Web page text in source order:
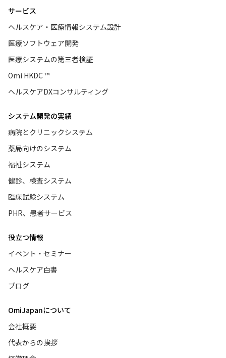
サービス
ヘルスケア・医療情報システム設計
医療ソフトウェア開発
医療システムの第三者検証
Omi HKDC ™
ヘルスケアDXコンサルティング
システム開発の実績
病院とクリニックシステム
薬局向けのシステム
福祉システム
健診、検査システム
臨床試験システム
PHR、患者サービス
役立つ情報
イベント・セミナー
ヘルスケア白書
ブログ
OmiJapanについて
会社概要
代表からの挨拶